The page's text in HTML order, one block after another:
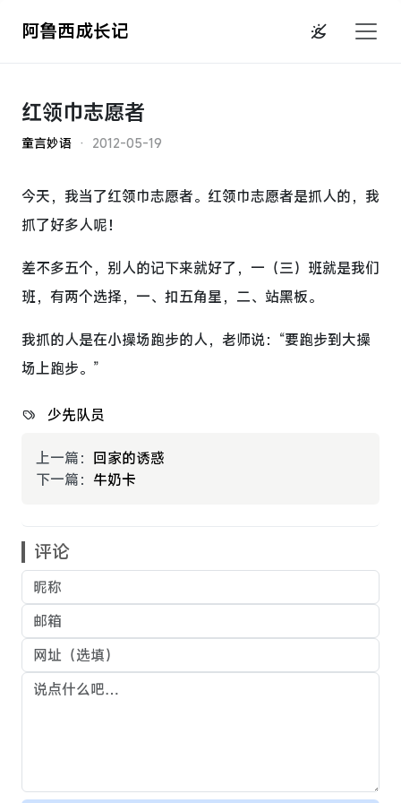
阿鲁西成长记
红领巾志愿者
童言妙语 · 2012-05-19
今天，我当了红领巾志愿者。红领巾志愿者是抓人的，我
抓了好多人呢！
差不多五个，别人的记下来就好了，一（三）班就是我们
班，有两个选择，一、扣五角星，二、站黑板。
我抓的人是在小操场跑步的人，老师说：“要跑步到大操
场上跑步。”
少先队员
上一篇： 回家的诱惑
下一篇： 牛奶卡
评论